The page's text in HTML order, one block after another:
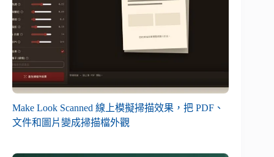
Make Look Scanned 線上模擬掃描效果，把 PDF、
文件和圖片變成掃描檔外觀